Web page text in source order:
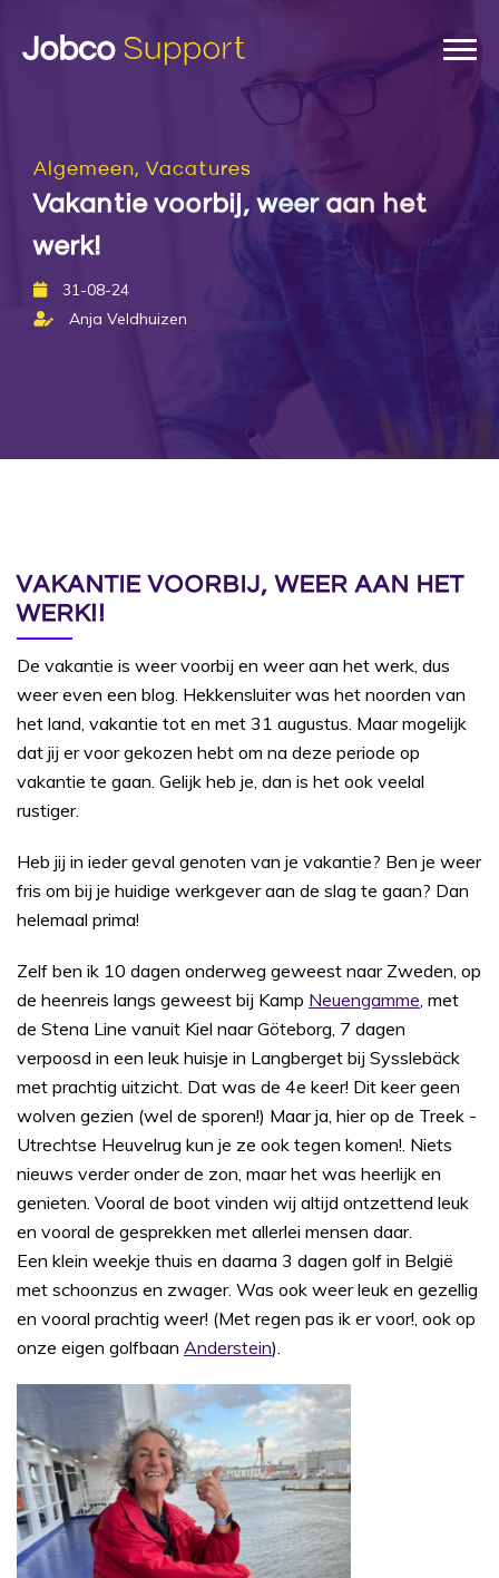
Algemeen, Vacatures
Vakantie voorbij, weer aan het
werk!
31-08-24
Anja Veldhuizen
VAKANTIE VOORBIJ, WEER AAN HET
WERK!!
De vakantie is weer voorbij en weer aan het werk, dus
weer even een blog. Hekkensluiter was het noorden van
het land, vakantie tot en met 31 augustus. Maar mogelijk
dat jij er voor gekozen hebt om na deze periode op
vakantie te gaan. Gelijk heb je, dan is het ook veelal
rustiger.
Heb jij in ieder geval genoten van je vakantie? Ben je weer
fris om bij je huidige werkgever aan de slag te gaan? Dan
helemaal prima!
Zelf ben ik 10 dagen onderweg geweest naar Zweden, op
de heenreis langs geweest bij Kamp Neuengamme, met
de Stena Line vanuit Kiel naar Göteborg, 7 dagen
verpoosd in een leuk huisje in Langberget bij Sysslebäck
met prachtig uitzicht. Dat was de 4e keer! Dit keer geen
wolven gezien (wel de sporen!) Maar ja, hier op de Treek -
Utrechtse Heuvelrug kun je ze ook tegen komen!. Niets
nieuws verder onder de zon, maar het was heerlijk en
genieten. Vooral de boot vinden wij altijd ontzettend leuk
en vooral de gesprekken met allerlei mensen daar.
Een klein weekje thuis en daarna 3 dagen golf in België
met schoonzus en zwager. Was ook weer leuk en gezellig
en vooral prachtig weer! (Met regen pas ik er voor!, ook op
onze eigen golfbaan Anderstein).